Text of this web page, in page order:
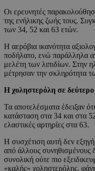
Οι ερευνητές
της ενήλικης ζωής τους.
των 34, 52 και 63 ετών.
Η αερόβια ικανότητα
ποδήλατο, ενώ παράλληλα
μελέτη των λιπιδίων. Στην
μέτρησαν την σκληρότητα
Η χοληστερόλη σε
Τα αποτελέσματα έδειξαν
κατάσταση στα 34 και στα
ελαστικές αρτηρίες στα 63.
Η συσχέτιση αυτή δεν
από άλλους συνηθισμένους
συνολική ούτε πιο
«καλής» χοληστερόλης,